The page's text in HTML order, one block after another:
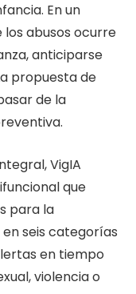
En un
abusos ocurre
anticiparse
propuesta de
de la
VigIA
que
para la
seis categorías
en tiempo
violencia o